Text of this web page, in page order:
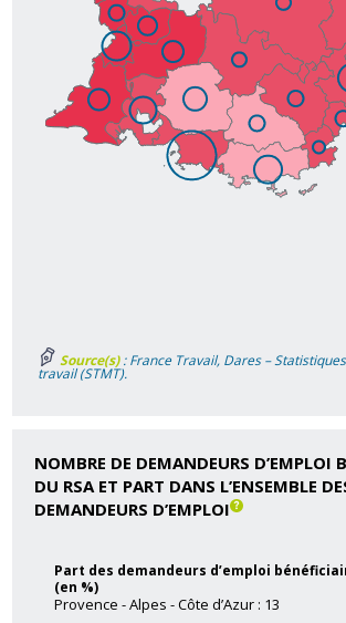
Source(s): France Travail, Dares –
travail (STMT).
NOMBRE DE DEMANDEURS D’EMPLOI
DU RSA ET PART DANS L’ENSEMBLE
DEMANDEURS D’EMPLOI
Part des demandeurs d’emploi
(en %)
Provence - Alpes - Côte d’Azur : 13